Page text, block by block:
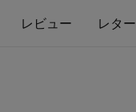
レビュー レター